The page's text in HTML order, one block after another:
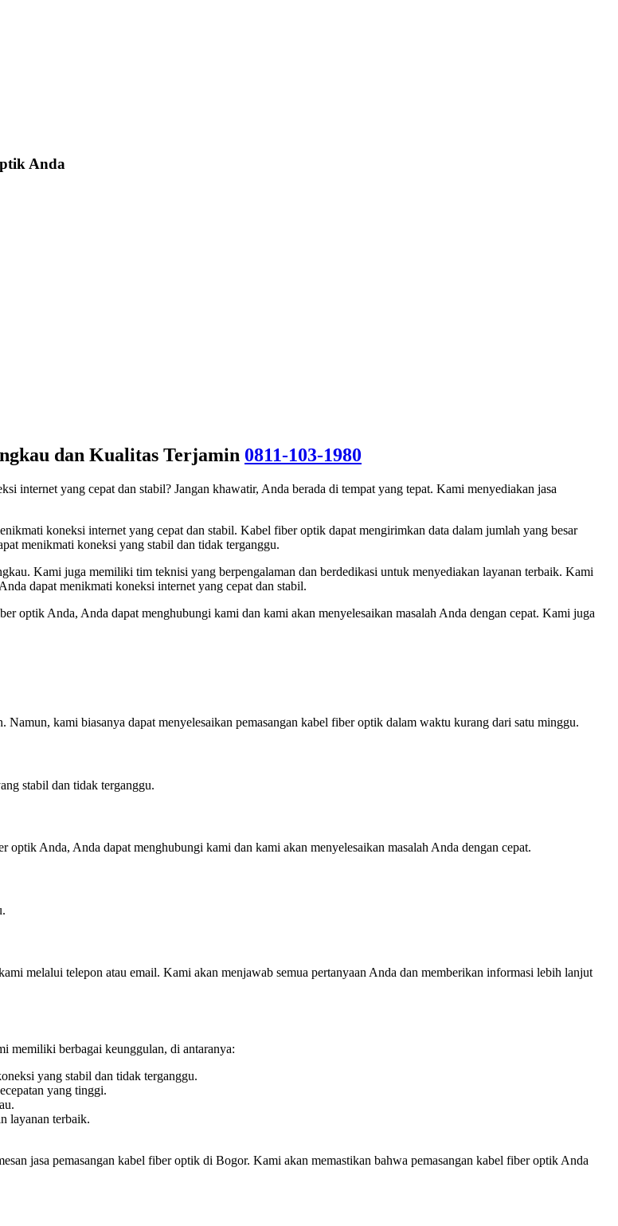
Anda
dan Kualitas Terjamin 0811-103-1980
internet yang cepat dan stabil? Jangan khawatir, Anda berada di tempat yang tepat. Kami menyediakan jasa
koneksi internet yang cepat dan stabil. Kabel fiber optik dapat mengirimkan data dalam jumlah yang besar
menikmati koneksi yang stabil dan tidak terganggu.
Kami juga memiliki tim teknisi yang berpengalaman dan berdedikasi untuk menyediakan layanan terbaik. Kami
dapat menikmati koneksi internet yang cepat dan stabil.
optik Anda, Anda dapat menghubungi kami dan kami akan menyelesaikan masalah Anda dengan cepat. Kami juga
kami biasanya dapat menyelesaikan pemasangan kabel fiber optik dalam waktu kurang dari satu minggu.
stabil dan tidak terganggu.
Anda, Anda dapat menghubungi kami dan kami akan menyelesaikan masalah Anda dengan cepat.
melalui telepon atau email. Kami akan menjawab semua pertanyaan Anda dan memberikan informasi lebih lanjut
memiliki berbagai keunggulan, di antaranya:
yang stabil dan tidak terganggu.
yang tinggi.
layanan terbaik.
jasa pemasangan kabel fiber optik di Bogor. Kami akan memastikan bahwa pemasangan kabel fiber optik Anda